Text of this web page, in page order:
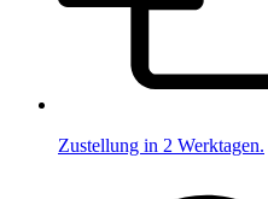
Zustellung in 2 Werktagen.